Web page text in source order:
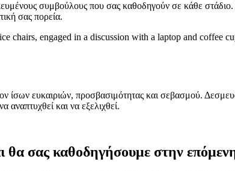
συμβούλους που σας καθοδηγούν σε κάθε στάδιο.
σας πορεία.
ευκαιριών, προσβασιμότητας και σεβασμού.
αναπτυχθεί και να εξελιχθεί.
θα σας καθοδηγήσουμε στην